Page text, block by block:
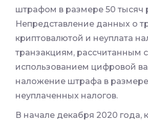
штрафом в размере 50 тысяч
Непредставление данных о
криптовалютой и неуплата
транзакциям, рассчитанным с
использованием цифровой
наложение штрафа в
неуплаченных налогов.
В начале декабря 2020 года,